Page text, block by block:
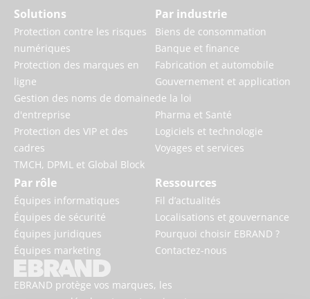
EBRAND protège vos marques, les
Solutions
Protection contre les risques
numériques
Protection des marques en
ligne
Gestion des noms de domaine
d'entreprise
Protection des VIP et des
cadres
TMCH, DPML et Global Block
Par industrie
Biens de consommation
Banque et finance
Fabrication et automobile
Gouvernement et application
de la loi
Pharma et Santé
Logiciels et technologie
Voyages et services
Par rôle
Équipes informatiques
Équipes de sécurité
Équipes juridiques
Équipes marketing
Ressources
Fil d’actualités
Localisations et gouvernance
Pourquoi choisir EBRAND ?
Contactez-nous